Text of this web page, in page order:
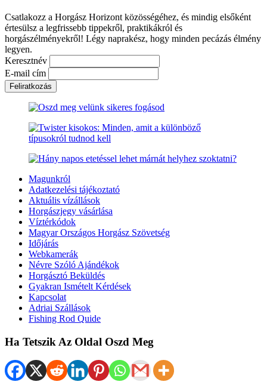
Csatlakozz a Horgász Horizont közösségéhez, és mindig elsőként
értesülsz a legfrissebb tippekről, praktikákról és
horgászélményekről! Légy naprakész, hogy minden pecázás élmény
legyen.
Keresztnév
E-mail cím
Magunkról
Adatkezelési tájékoztató
Aktuális vízállások
Horgászjegy vásárlása
Víztérkódok
Magyar Országos Horgász Szövetség
Időjárás
Webkamerák
Névre Szóló Ajándékok
Horgásztó Beküldés
Gyakran Ismételt Kérdések
Kapcsolat
Adriai Szállások
Fishing Rod Quide
Ha Tetszik Az Oldal Oszd Meg